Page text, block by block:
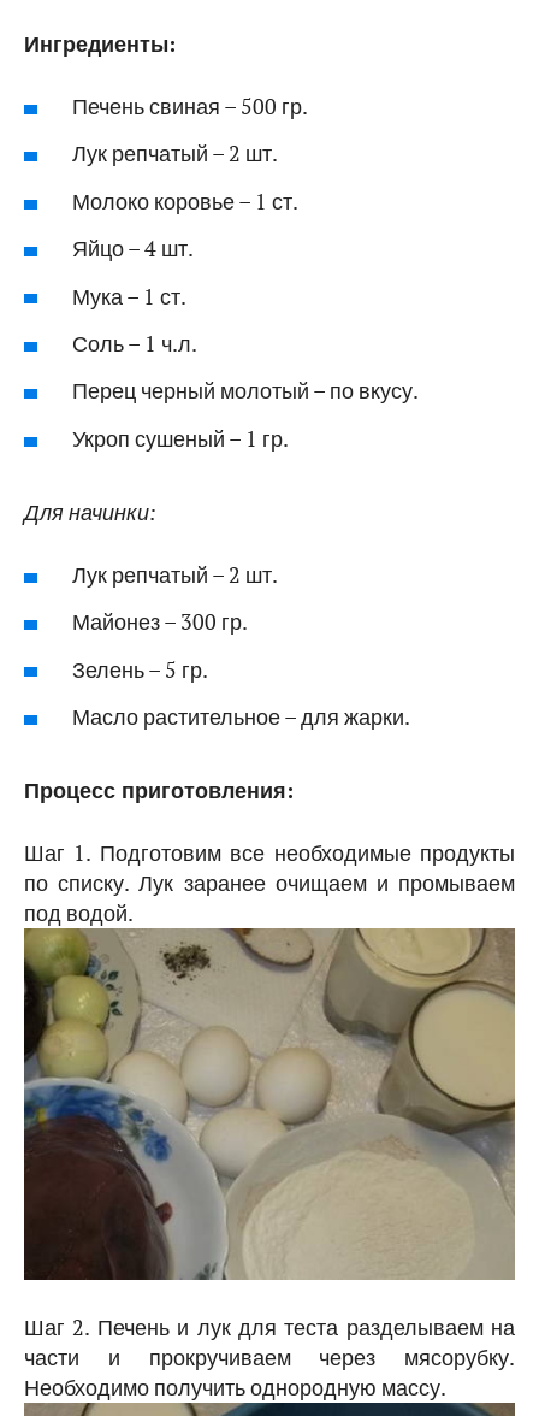
Ингредиенты:
Печень свиная – 500 гр.
Лук репчатый – 2 шт.
Молоко коровье – 1 ст.
Яйцо – 4 шт.
Мука – 1 ст.
Соль – 1 ч.л.
Перец черный молотый – по вкусу.
Укроп сушеный – 1 гр.
Для начинки:
Лук репчатый – 2 шт.
Майонез – 300 гр.
Зелень – 5 гр.
Масло растительное – для жарки.
Процесс приготовления:
Шаг 1. Подготовим все необходимые продукты
по списку. Лук заранее очищаем и промываем
под водой.
Шаг 2. Печень и лук для теста разделываем на
части и прокручиваем через мясорубку.
Необходимо получить однородную массу.